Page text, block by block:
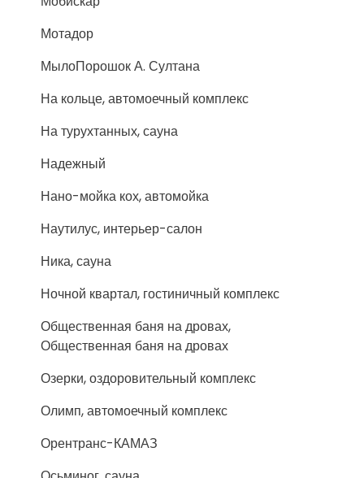
Мотадор
МылоПорошок А. Султана
На кольце, автомоечный комплекс
На турухтанных, сауна
Надежный
Нано-мойка кох, автомойка
Наутилус, интерьер-салон
Ника, сауна
Ночной квартал, гостиничный комплекс
Общественная баня на дровах,
Общественная баня на дровах
Озерки, оздоровительный комплекс
Олимп, автомоечный комплекс
Орентранс-КАМАЗ